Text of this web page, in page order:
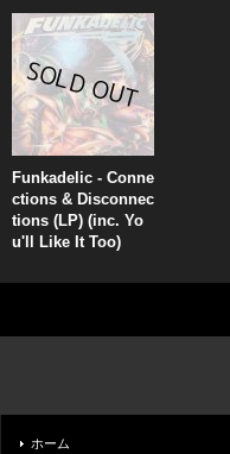
Funkadelic - Conne
ctions & Disconnec
tions (LP) (inc. Yo
u'll Like It Too)
ホーム